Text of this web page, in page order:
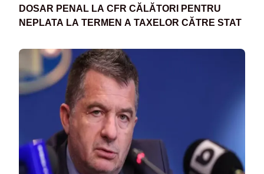
DOSAR PENAL LA CFR CĂLĂTORI PENTRU
NEPLATA LA TERMEN A TAXELOR CĂTRE STAT